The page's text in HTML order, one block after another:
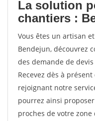
La solution
chantiers :
Vous êtes un artisan
Bendejun, découvrez
des demande de
Recevez dès à
rejoignant notre
pourrez ainsi
proches de votre